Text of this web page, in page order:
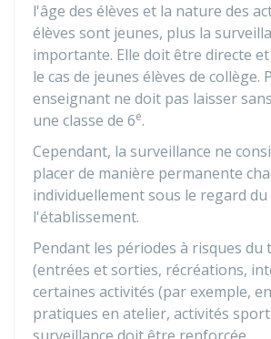
l'âge des élèves et la nature des
élèves sont jeunes, plus la
importante. Elle doit être directe
le cas de jeunes élèves de collège.
enseignant ne doit pas laisser
une classe de 6e.
Cependant, la surveillance ne
placer de manière permanente
individuellement sous le regard
l'établissement.
Pendant les périodes à risques du
(entrées et sorties, récréations,
certaines activités (par exemple,
pratiques en atelier, activités